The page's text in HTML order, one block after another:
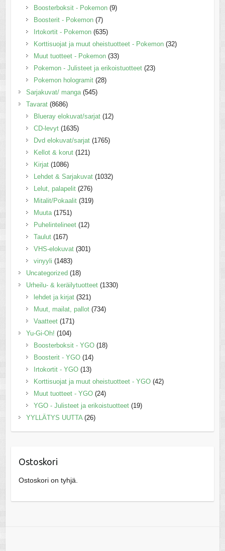
Boosterboksit - Pokemon (9)
Boosterit - Pokemon (7)
Irtokortit - Pokemon (635)
Korttisuojat ja muut oheistuotteet - Pokemon (32)
Muut tuotteet - Pokemon (33)
Pokemon - Julisteet ja erikoistuotteet (23)
Pokemon hologramit (28)
Sarjakuvat/ manga (545)
Tavarat (8686)
Blueray elokuvat/sarjat (12)
CD-levyt (1635)
Dvd elokuvat/sarjat (1765)
Kellot & korut (121)
Kirjat (1086)
Lehdet & Sarjakuvat (1032)
Lelut, palapelit (276)
Mitalit/Pokaalit (319)
Muuta (1751)
Puhelintelineet (12)
Taulut (167)
VHS-elokuvat (301)
vinyyli (1483)
Uncategorized (18)
Urheilu- & keräilytuotteet (1330)
lehdet ja kirjat (321)
Muut, mailat, pallot (734)
Vaatteet (171)
Yu-Gi-Oh! (104)
Boosterboksit - YGO (18)
Boosterit - YGO (14)
Irtokortit - YGO (13)
Korttisuojat ja muut oheistuotteet - YGO (42)
Muut tuotteet - YGO (24)
YGO - Julisteet ja erikoistuotteet (19)
YYLLÄTYS UUTTA (26)
Ostoskori
Ostoskori on tyhjä.